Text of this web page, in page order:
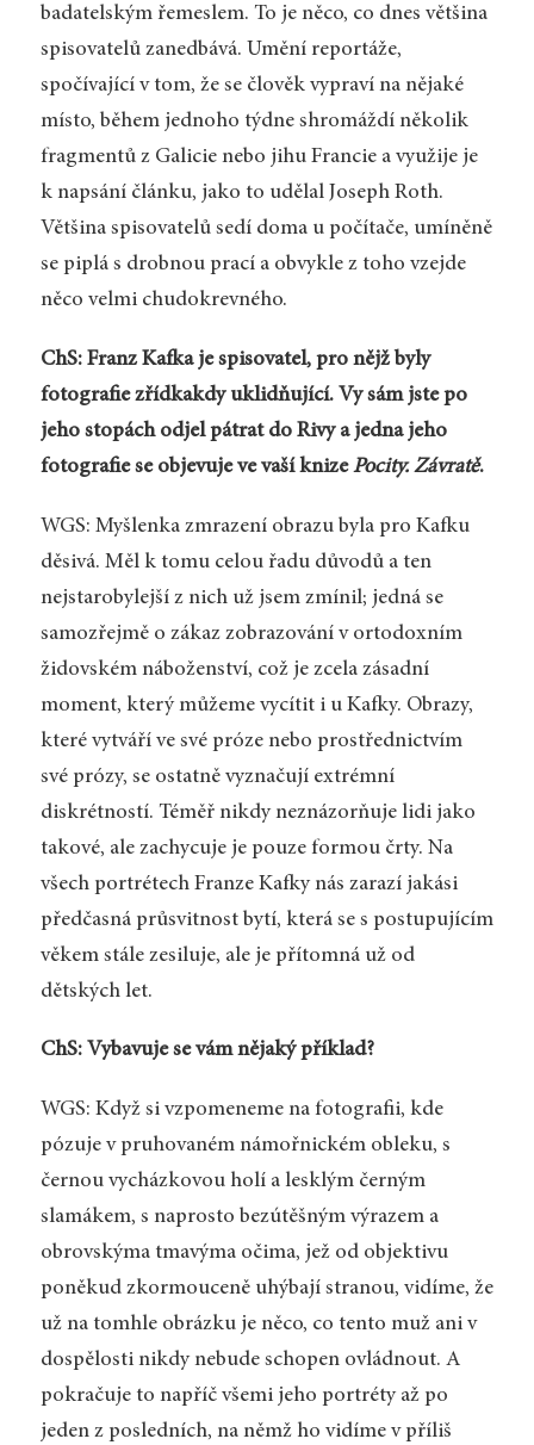
badatelským řemeslem. To je něco, co dnes většina
spisovatelů zanedbává. Umění reportáže,
spočívající v tom, že se člověk vypraví na nějaké
místo, během jednoho týdne shromáždí několik
fragmentů z Galicie nebo jihu Francie a využije je
k napsání článku, jako to udělal Joseph Roth.
Většina spisovatelů sedí doma u počítače, umíněně
se piplá s drobnou prací a obvykle z toho vzejde
něco velmi chudokrevného.
ChS: Franz Kafka je spisovatel, pro nějž byly
fotografie zřídkakdy uklidňující. Vy sám jste po
jeho stopách odjel pátrat do Rivy a jedna jeho
fotografie se objevuje ve vaší knizePocity. Závratě.
WGS: Myšlenka zmrazení obrazu byla pro Kafku
děsivá. Měl k tomu celou řadu důvodů a ten
nejstarobylejší z nich už jsem zmínil; jedná se
samozřejmě o zákaz zobrazování v ortodoxním
židovském náboženství, což je zcela zásadní
moment, který můžeme vycítit i u Kafky. Obrazy,
které vytváří ve své próze nebo prostřednictvím
své prózy, se ostatně vyznačují extrémní
diskrétností. Téměř nikdy neznázorňuje lidi jako
takové, ale zachycuje je pouze formou črty. Na
všech portrétech Franze Kafky nás zarazí jakási
předčasná průsvitnost bytí, která se s postupujícím
věkem stále zesiluje, ale je přítomná už od
dětských let.
ChS: Vybavuje se vám nějaký příklad?
WGS: Když si vzpomeneme na fotografii, kde
pózuje v pruhovaném námořnickém obleku, s
černou vycházkovou holí a lesklým černým
slamákem, s naprosto bezútěšným výrazem a
obrovskýma tmavýma očima, jež od objektivu
poněkud zkormouceně uhýbají stranou, vidíme, že
už na tomhle obrázku je něco, co tento muž ani v
dospělosti nikdy nebude schopen ovládnout. A
pokračuje to napříč všemi jeho portréty až po
jeden z posledních, na němž ho vidíme v příliš